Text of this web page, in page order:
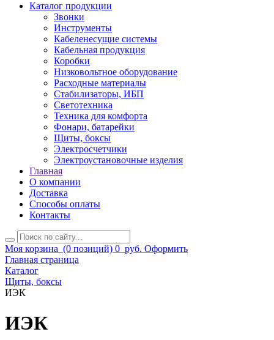
Каталог продукции
Звонки
Инструменты
Кабеленесущие системы
Кабельная продукция
Коробки
Низковольтное оборудование
Расходные материалы
Стабилизаторы, ИБП
Светотехника
Техника для комфорта
Фонари, батарейки
Щиты, боксы
Электросчетчики
Электроустановочные изделия
Главная
О компании
Доставка
Способы оплаты
Контакты
Моя корзина (0 позиций) 0 руб. Оформить
Главная страница
Каталог
Щиты, боксы
ИЭК
ИЭК